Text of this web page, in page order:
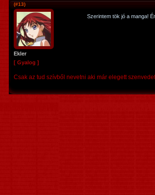
(#13)
Ekler
[ Gyalog ]
Szerintem tök jó a manga!
Csak az tud szívből nevetni aki már elegett